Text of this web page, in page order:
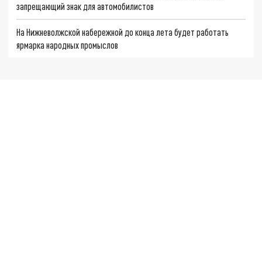
запрещающий знак для автомобилистов
На Нижневолжской набережной до конца лета будет работать
ярмарка народных промыслов